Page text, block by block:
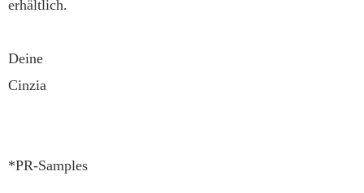
erhältlich.
Deine
Cinzia
*PR-Samples